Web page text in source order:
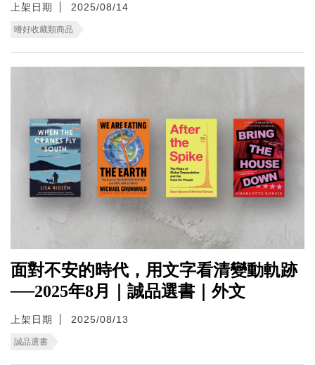
上架日期 2025/08/14
嗜好收藏類商品
面對不安的時代，用文字看清變動軌跡
──2025年8月｜誠品選書｜外文
上架日期 2025/08/13
誠品選書